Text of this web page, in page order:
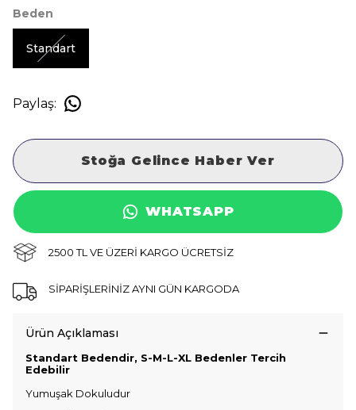
Beden
Standart
Paylaş:
Stoğa Gelince Haber Ver
WHATSAPP
2500 TL VE ÜZERİ KARGO ÜCRETSİZ
SİPARİŞLERİNİZ AYNI GÜN KARGODA
Ürün Açıklaması
Standart Bedendir, S-M-L-XL Bedenler Tercih
Edebilir
Yumuşak Dokuludur